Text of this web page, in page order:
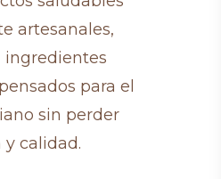
artesanales,
ingredientes
para el
sin perder
y calidad.